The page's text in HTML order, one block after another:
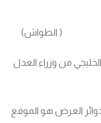
من وزراء العدل
العرض هو الموقع